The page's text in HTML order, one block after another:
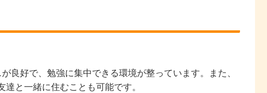
良好で、勉強に集中できる環境が整っています。また、
と一緒に住むことも可能です。